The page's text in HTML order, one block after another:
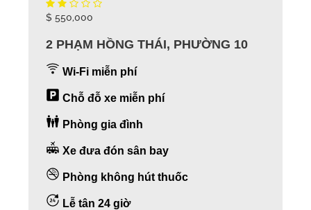
$ 550,000
2 PHẠM HỒNG THÁI, PHƯỜNG 10
Wi-Fi miễn phí
Chỗ đỗ xe miễn phí
Phòng gia đình
Xe đưa đón sân bay
Phòng không hút thuốc
Lễ tân 24 giờ